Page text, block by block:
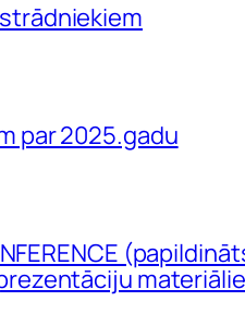
par 2025.gadu